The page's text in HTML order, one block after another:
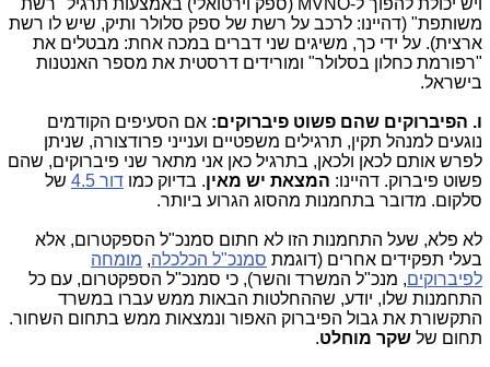
ויש יכולת להפוך ל-MVNO (ספק וירטואלי) באמצעות תרגיל "רשת
משותפת" (דהיינו: לרכב על רשת של ספק סלולר ותיק, שיש לו רשת
ארצית). על ידי כך, משיגים שני דברים במכה אחת: מבטלים את
"רפורמת כחלון בסלולר" ומורידים דרסטית את מספר האנטנות
בישראל.
ו. הפיברוקים שהם פשוט פיברוקים: אם הסעיפים הקודמים
נוגעים למנהל תקין, תרגילים משפטיים וענייני פרודצורה, שניתן
לפרש אותם לכאן ולכאן, בתרגיל כאן אני מתאר שני פיברוקים, שהם
פשוט פיברוק. דהיינו: המצאת יש מאין. בדיוק כמו דור 4.5
של
סלקום. מדובר בתחמנות מהסוג הגרוע ביותר.
לא פלא, שעל התחמנות הזו לא חתום סמנכ"ל הספקטרום, אלא
בעלי תפקידים אחרים (דוגמת סמנכ"ל הכלכלה, מומחה
לפיברוקים, מנכ"ל המשרד והשר), כי סמנכ"ל הספקטרום, עם כל
התחמנות שלו, יודע, שההחלטות הבאות ממש עברו במשרד
התקשורת את גבול הפיברוק האפור ונמצאות ממש בתחום השחור.
תחום של שקר מוחלט.